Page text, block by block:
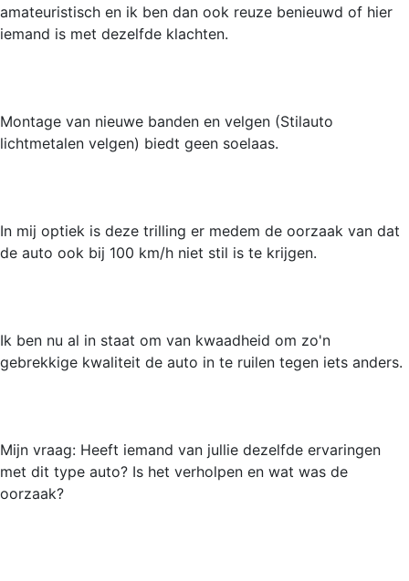
amateuristisch en ik ben dan ook reuze benieuwd of hier
iemand is met dezelfde klachten.
Montage van nieuwe banden en velgen (Stilauto
lichtmetalen velgen) biedt geen soelaas.
In mij optiek is deze trilling er medem de oorzaak van dat
de auto ook bij 100 km/h niet stil is te krijgen.
Ik ben nu al in staat om van kwaadheid om zo'n
gebrekkige kwaliteit de auto in te ruilen tegen iets anders.
Mijn vraag: Heeft iemand van jullie dezelfde ervaringen
met dit type auto? Is het verholpen en wat was de
oorzaak?